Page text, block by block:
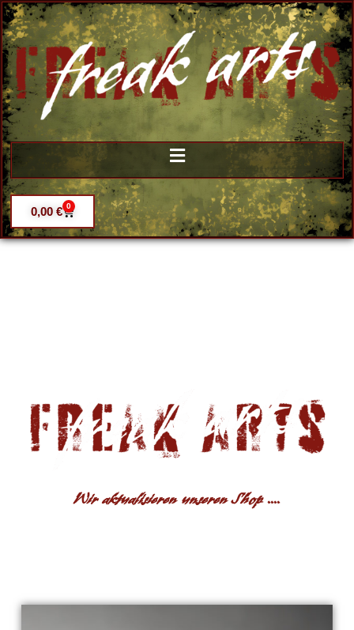
0,00 € 0
Wir aktualisieren unseren Shop ....